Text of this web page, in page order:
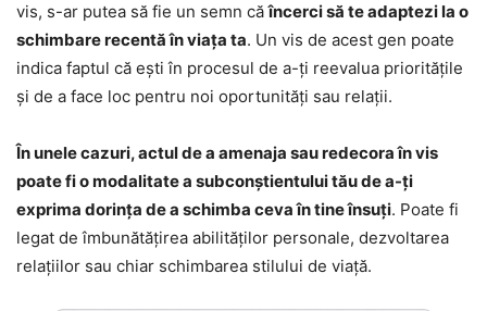
vis, s-ar putea să fie un semn căîncerci să te adaptezi la o
schimbare recentă în viața ta. Un vis de acest gen poate
indica faptul că ești în procesul de a-ți reevalua prioritățile
și de a face loc pentru noi oportunități sau relații.
În unele cazuri, actul de a amenaja sau redecora în vis
poate fi o modalitate a subconștientului tău de a-ți
exprima dorința de a schimba ceva în tine însuți. Poate fi
legat de îmbunătățirea abilităților personale, dezvoltarea
relațiilor sau chiar schimbarea stilului de viață.